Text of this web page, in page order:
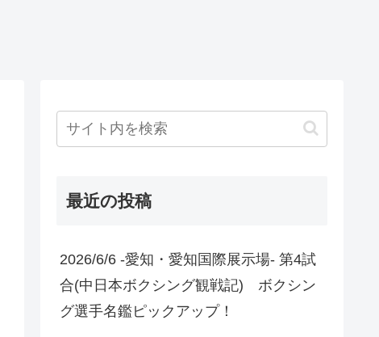
最近の投稿
2026/6/6 -愛知・愛知国際展示場- 第4試
合(中日本ボクシング観戦記) ボクシン
グ選手名鑑ピックアップ！